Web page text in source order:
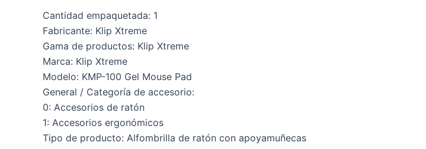
Cantidad empaquetada: 1
Fabricante: Klip Xtreme
Gama de productos: Klip Xtreme
Marca: Klip Xtreme
Modelo: KMP-100 Gel Mouse Pad
General / Categoría de accesorio:
0: Accesorios de ratón
1: Accesorios ergonómicos
Tipo de producto: Alfombrilla de ratón con apoyamuñecas